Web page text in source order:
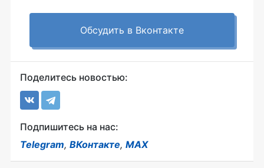
Обсудить в Вконтакте
Поделитесь новостью:
Подпишитесь на нас:
Telegram, ВКонтакте, MAX